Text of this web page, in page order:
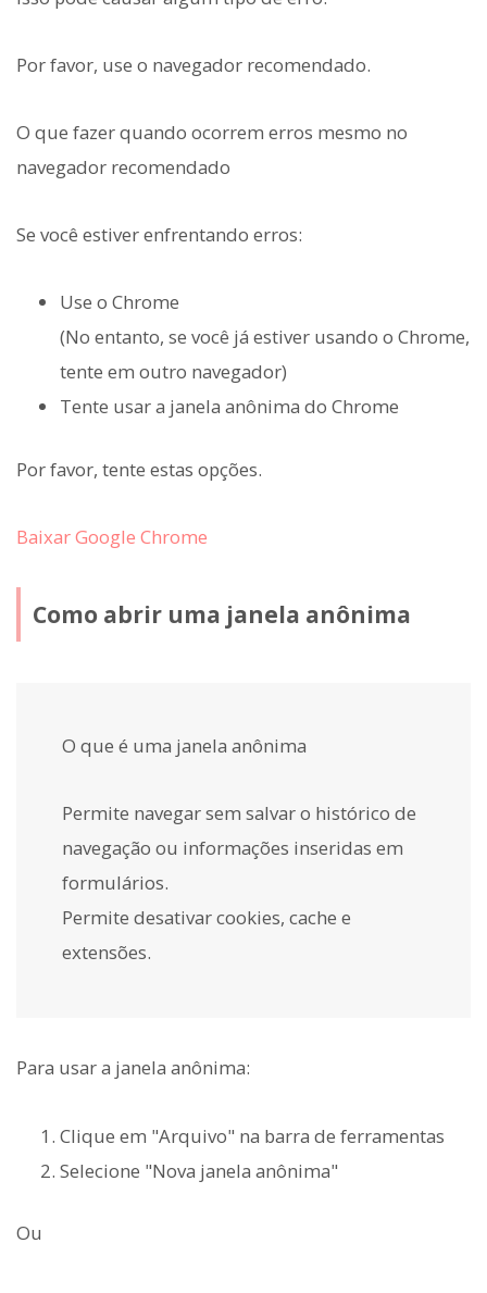
Por favor, use o navegador recomendado.
O que fazer quando ocorrem erros mesmo no
navegador recomendado
Se você estiver enfrentando erros:
Use o Chrome
(No entanto, se você já estiver usando o Chrome,
tente em outro navegador)
Tente usar a janela anônima do Chrome
Por favor, tente estas opções.
Baixar Google Chrome
Como abrir uma janela anônima
O que é uma janela anônima
Permite navegar sem salvar o histórico de
navegação ou informações inseridas em
formulários.
Permite desativar cookies, cache e
extensões.
Para usar a janela anônima:
Clique em "Arquivo" na barra de ferramentas
Selecione "Nova janela anônima"
Ou